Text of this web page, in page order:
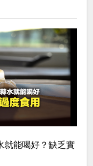
就能喝好？缺乏實